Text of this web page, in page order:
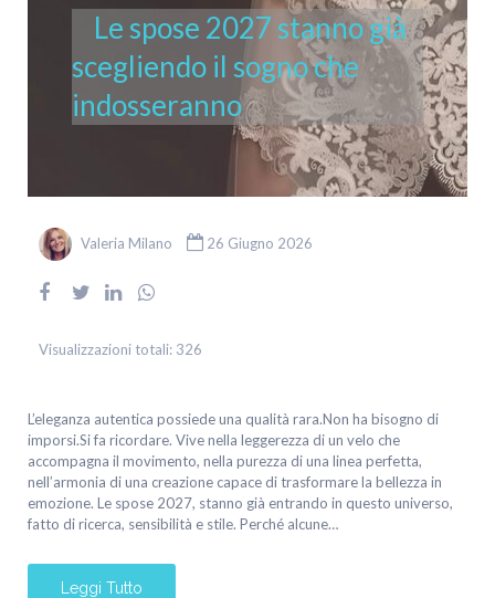
Le spose 2027 stanno già
scegliendo il sogno che
indosseranno
Valeria Milano 26 Giugno 2026
Visualizzazioni totali: 326
L’eleganza autentica possiede una qualità rara.Non ha bisogno di
imporsi.Si fa ricordare. Vive nella leggerezza di un velo che
accompagna il movimento, nella purezza di una linea perfetta,
nell’armonia di una creazione capace di trasformare la bellezza in
emozione. Le spose 2027, stanno già entrando in questo universo,
fatto di ricerca, sensibilità e stile. Perché alcune…
Leggi Tutto